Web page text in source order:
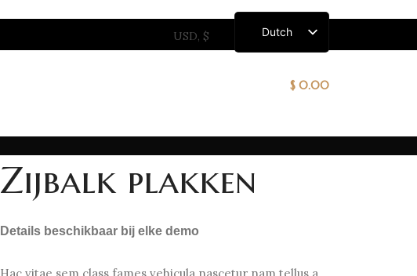
Dutch
English
German
$ 0.00
Zijbalk plakken
Details beschikbaar bij elke demo